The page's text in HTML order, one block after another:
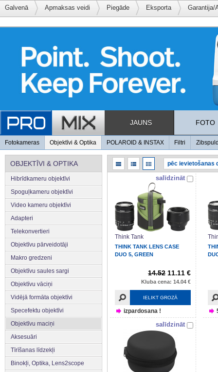
Galvenā Apmaksas veidi Piegāde Eksporta Garantija/
JAUNS FOTO
Fotokameras Objektīvi & Optika POLAROID & INSTAX Filtri
OBJEKTĪVI & OPTIKA
Hibrīdkameru objektīvi
Spoguļkameru objektīvi
Video kameru objektīvi
Adapteri
Telekonvertieri
Objektīvu pārveidotāji
Makro gredzeni
Objektīvu saules sargi
Objektīvu vāciņi
Vidējā formāta objektīvi
Specefektu objektīvi
Objektīvu maciņi
Aksesuāri
Tīrīšanas līdzekļi
Binokļi, Optika, Lens2scope
salīdzināt
Think Tank
THINK TANK LENS CASE
DUO 5, GREEN
14.52 11.11 €
Kluba cena: 14.04 €
IELIKT GROZĀ
izpardosana !
salīdzināt